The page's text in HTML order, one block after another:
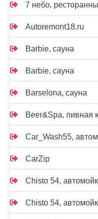
7 небо,
Autoremont18.ru
Barbie, сауна
Barbie, сауна
Barselona, сауна
Beer&Spa, пивная
Car_Wash55,
CarZip
Chisto 54,
Chisto 54,